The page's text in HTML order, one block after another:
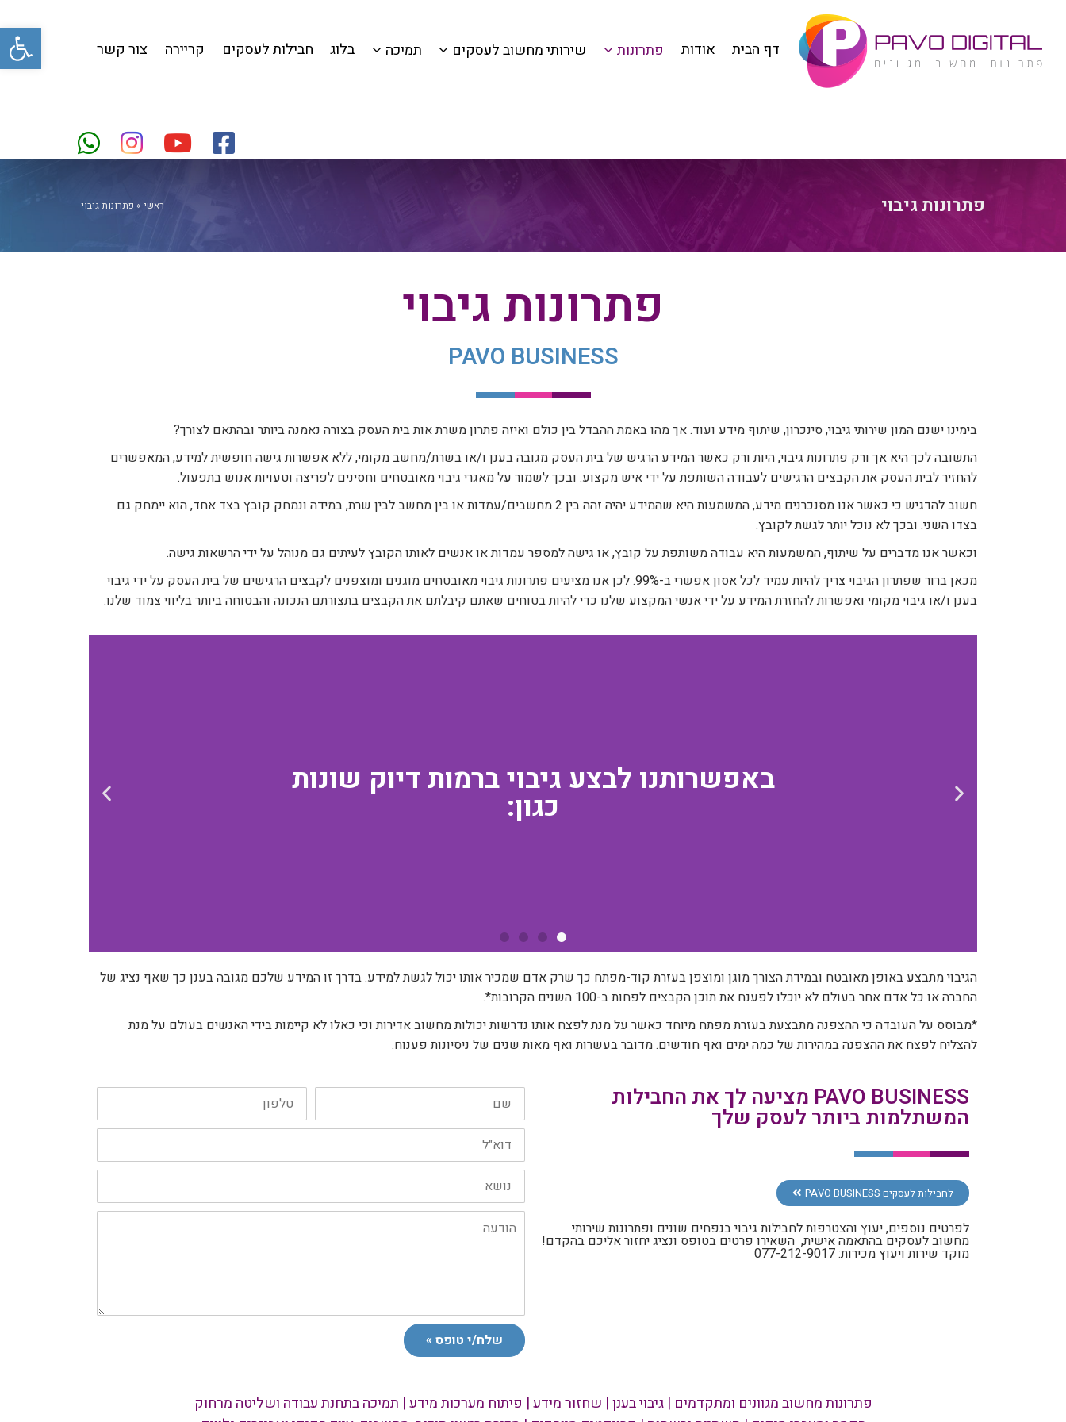
פתח דף הבית אודות פתרונות שירותי מחשוב לעסקים תמיכה בלוג חבילות לעסקים קריירה צור קשר
פתרונות גיבוי ראשי » פתרונות גיבוי
פתרונות גיבוי
PAVO BUSINESS
בימינו ישנם המון שירותי גיבוי, סינכרון, שיתוף מידע ועוד. אך מהו באמת ההבדל בין כולם ואיזה פתרון משרת אות בית העסק בצורה נאמנה ביותר ובהתאם לצורך?
התשובה לכך היא אך ורק פתרונות גיבוי, היות ורק כאשר המידע הרגיש של בית העסק מגובה בענן ו/או בשרת/מחשב מקומי, ללא אפשרות גישה חופשית למידע, המאפשרים
להחזיר לבית העסק את הקבצים הרגישים לעבודה השותפת על ידי איש מקצוע. ובכך לשמור על מאגרי גיבוי מאובטחים וחסינים לפריצה וטעויות אנוש בתפעול.
חשוב להדגיש כי כאשר אנו מסנכרנים מידע, המשמעות היא שהמידע יהיה זהה בין 2 מחשבים/עמדות או בין מחשב לבין שרת, במידה ונמחק קובץ בצד אחד, הוא יימחק גם
בצדו השני. ובכך לא נוכל יותר לגשת לקובץ.
וכאשר אנו מדברים על שיתוף, המשמעות היא עבודה משותפת על קובץ, או גישה למספר עמדות או אנשים לאותו הקובץ לעיתים גם מנוהל על ידי הרשאות גישה.
מכאן ברור שפתרון הגיבוי צריך להיות עמיד לכל אסון אפשרי ב-99%. לכן אנו מציעים פתרונות גיבוי מאובטחים מוגנים ומוצפנים לקבצים הרגישים של בית העסק על ידי גיבוי
בענן ו/או גיבוי מקומי ואפשרות להחזרת המידע על ידי אנשי המקצוע שלנו כדי להיות בטוחים שאתם קיבלתם את הקבצים בתצורתם הנכונה והבטוחה ביותר בליווי צמוד שלנו.
באפשרותנו לבצע גיבוי ברמות דיוק שונות
כגון:
הגיבוי מתבצע באופן מאובטח ובמידת הצורך מוגן ומוצפן בעזרת קוד-מפתח כך שרק אדם שמכיר אותו יכול לגשת למידע. בדרך זו המידע שלכם מגובה בענן כך שאף נציג של
החברה או כל אדם אחר בעולם לא יוכלו לפענח את תוכן הקבצים לפחות ב-100 השנים הקרובות*.
*מבוסס על העובדה כי ההצפנה מתבצעת בעזרת מפתח מיוחד כאשר על מנת לפצח אותו נדרשות יכולות מחשוב אדירות וכי כאלו לא קיימות בידי האנשים בעולם על מנת
להצליח לפצח את ההצפנה במהירות של כמה ימים ואף חודשים. מדובר בעשרות ואף מאות שנים של ניסיונות פענוח.
PAVO BUSINESS מציעה לך את החבילות
המשתלמות ביותר לעסק שלך
לחבילות לעסקים PAVO BUSINESS
לפרטים נוספים, יעוץ והצטרפות לחבילות גיבוי בנפחים שונים ופתרונות שירותי
מחשוב לעסקים בהתאמה אישית, השאירו פרטים בטופס ונציג יחזור אליכם בהקדם!
מוקד שירות ויעוץ מכירות: 077-212-9017
שם
מלא:
טלפון:
דוא"ל:
נושא
הפניה:
הודעה:
שלח/י טופס »
פתרונות מחשוב מגוונים ומתקדמים | גיבוי בענן | שחזור מידע | פיתוח מערכות מידע | תמיכה בתחנת עבודה ושליטה מרחוק